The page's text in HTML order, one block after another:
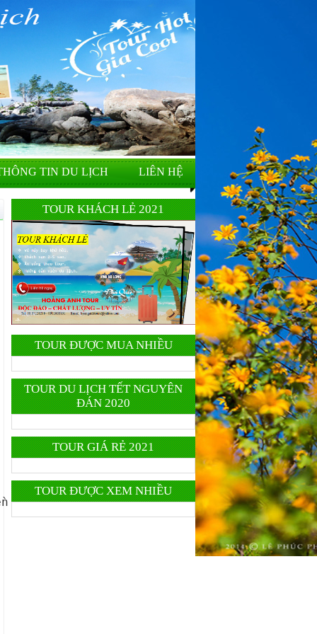
TIN DU LỊCH LIÊN HỆ
TOUR KHÁCH LẺ 2021
TOUR ĐƯỢC MUA NHIỀU
TOUR DU LỊCH TẾT NGUYÊN
ĐÁN 2020
TOUR GIÁ RẺ 2021
TOUR ĐƯỢC XEM NHIỀU